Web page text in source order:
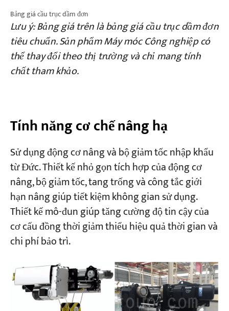
Bảng giá cầu trục dầm đơn
Lưu ý: Bảng giá trên là bảng giá cầu trục dầm đơn
tiêu chuẩn. Sản phẩm Máy móc Công nghiệp có
thể thay đổi theo thị trường và chỉ mang tính
chất tham khảo.
Tính năng cơ chế nâng hạ
Sử dụng động cơ nâng và bộ giảm tốc nhập khẩu
từ Đức. Thiết kế nhỏ gọn tích hợp của động cơ
nâng, bộ giảm tốc, tang trống và công tắc giới
hạn nâng giúp tiết kiệm không gian sử dụng.
Thiết kế mô-đun giúp tăng cường độ tin cậy của
cơ cấu đồng thời giảm thiểu hiệu quả thời gian và
chi phí bảo trì.